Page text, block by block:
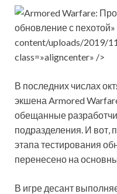
обновление с
content/uploads/2019/
class=»aligncenter» />
В последних числах
экшена Armored
обещанные
подразделения. И вот,
этапа тестирования
перенесено на
В игре десант